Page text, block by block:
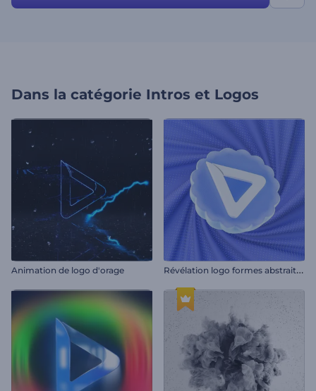
Dans la catégorie Intros et Logos
Animation de logo d'orage R
évélation logo formes abstraites